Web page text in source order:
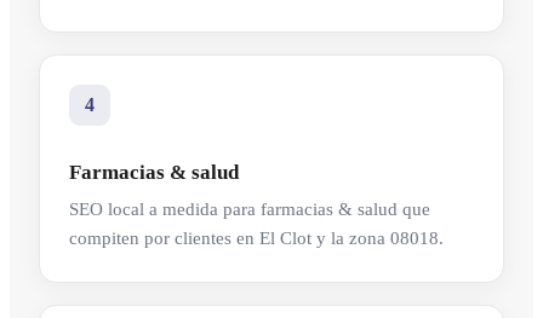
4
Farmacias & salud
SEO local a medida para farmacias & salud que
compiten por clientes en El Clot y la zona 08018.